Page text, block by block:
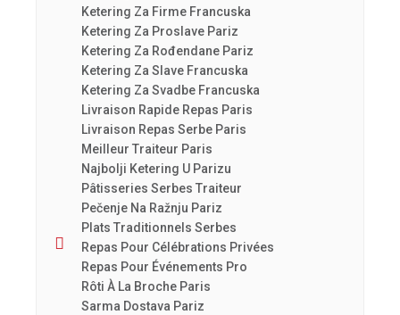
Ketering Za Firme Francuska
Ketering Za Proslave Pariz
Ketering Za Rođendane Pariz
Ketering Za Slave Francuska
Ketering Za Svadbe Francuska
Livraison Rapide Repas Paris
Livraison Repas Serbe Paris
Meilleur Traiteur Paris
Najbolji Ketering U Parizu
Pâtisseries Serbes Traiteur
Pečenje Na Ražnju Pariz
Plats Traditionnels Serbes
Repas Pour Célébrations Privées
Repas Pour Événements Pro
Rôti À La Broche Paris
Sarma Dostava Pariz